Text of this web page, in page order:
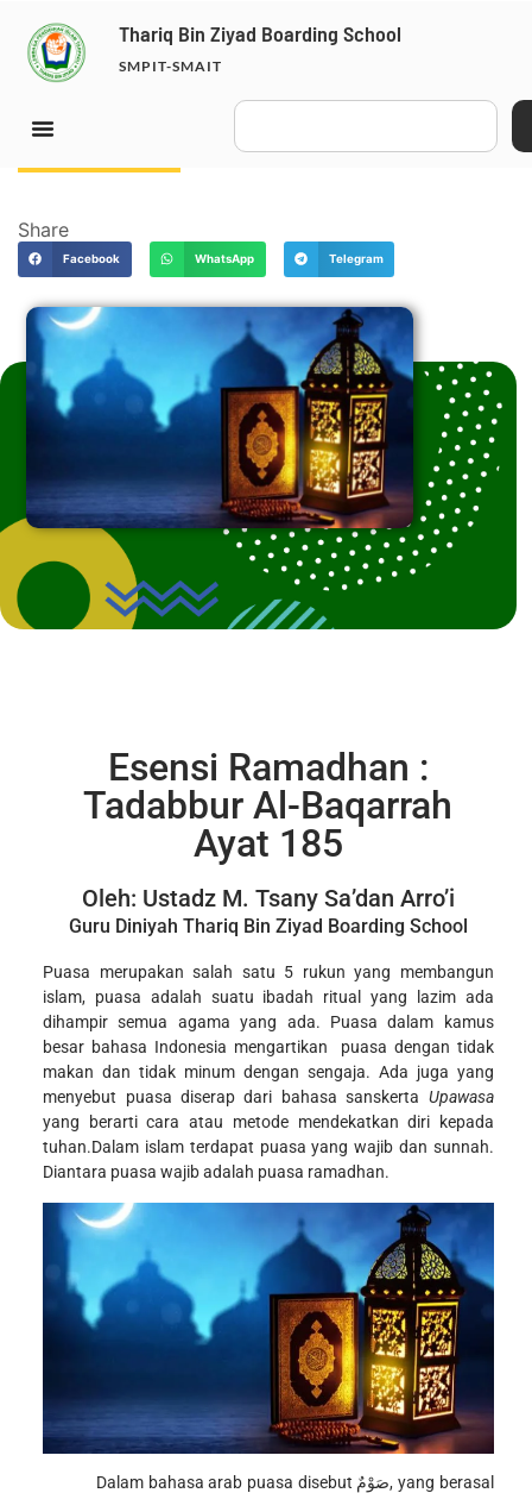
Thariq Bin Ziyad Boarding School
SMPIT-SMAIT
Share
Facebook WhatsApp Telegram
Esensi Ramadhan :
Tadabbur Al-Baqarrah
Ayat 185
Oleh: Ustadz M. Tsany Sa’dan Arro’i
Guru Diniyah Thariq Bin Ziyad Boarding School
Puasa merupakan salah satu 5 rukun yang membangun
islam, puasa adalah suatu ibadah ritual yang lazim ada
dihampir semua agama yang ada. Puasa dalam kamus
besar bahasa Indonesia mengartikan puasa dengan tidak
makan dan tidak minum dengan sengaja. Ada juga yang
menyebut puasa diserap dari bahasa sanskerta Upawasa
yang berarti cara atau metode mendekatkan diri kepada
tuhan.Dalam islam terdapat puasa yang wajib dan sunnah.
Diantara puasa wajib adalah puasa ramadhan.
Dalam bahasa arab puasa disebut صَوْمٌ, yang berasal